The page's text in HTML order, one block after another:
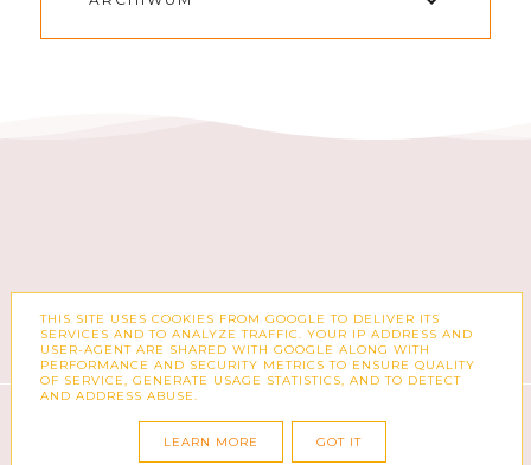
FACEBOOK INSTAGRAM
KSIĄŻKACH, KOSMETYKACH I CODZIENNOŚCI
BLOG DESIGN: KAROGRAFIA.PL
THIS SITE USES COOKIES FROM GOOGLE TO DELIVER ITS
SERVICES AND TO ANALYZE TRAFFIC. YOUR IP ADDRESS AND
USER-AGENT ARE SHARED WITH GOOGLE ALONG WITH
PERFORMANCE AND SECURITY METRICS TO ENSURE QUALITY
OF SERVICE, GENERATE USAGE STATISTICS, AND TO DETECT
AND ADDRESS ABUSE.
LEARN MORE GOT IT